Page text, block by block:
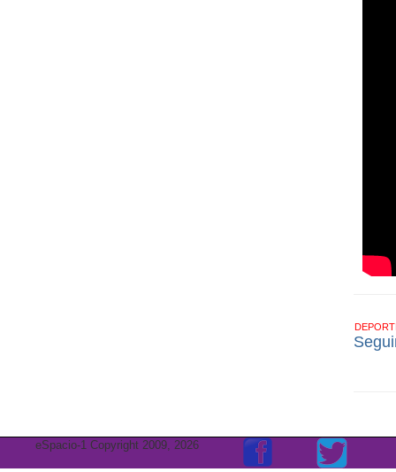
eSpacio-1 Copyright 2009, 2026